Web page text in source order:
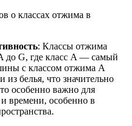
о классах отжима в
: Классы отжима
до G, где класс A — самый
с классом отжима A
из белья, что значительно
особенно важно для
времени, особенно в